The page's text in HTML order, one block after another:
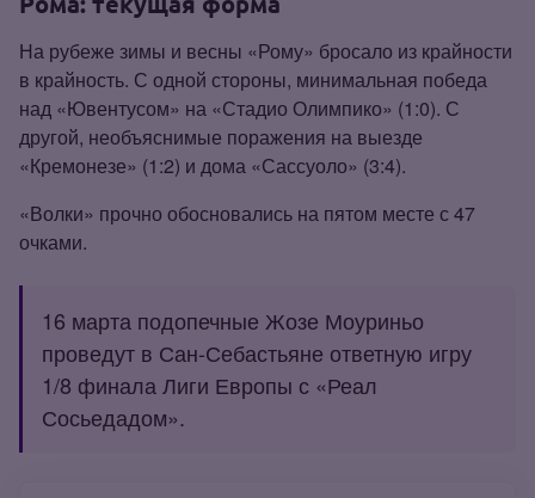
На рубеже зимы и весны «Рому» бросало из крайности
в крайность. С одной стороны, минимальная победа
над «Ювентусом» на «Стадио Олимпико» (1:0). С
другой, необъяснимые поражения на выезде
«Кремонезе» (1:2) и дома «Сассуоло» (3:4).
«Волки» прочно обосновались на пятом месте с 47
очками.
16 марта подопечные Жозе Моуриньо
проведут в Сан‑Себастьяне ответную игру
1/8 финала Лиги Европы с «Реал
Сосьедадом».